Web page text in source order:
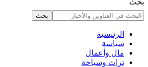
بحث
الرئيسية
سياسة
مال وأعمال
تراث وسياحة